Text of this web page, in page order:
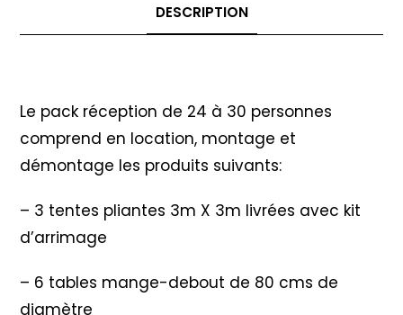
debout
DESCRIPTION
Le pack réception de 24 à 30 personnes
comprend en location, montage et
démontage les produits suivants:
– 3 tentes pliantes 3m X 3m livrées avec kit
d’arrimage
– 6 tables mange-debout de 80 cms de
diamètre